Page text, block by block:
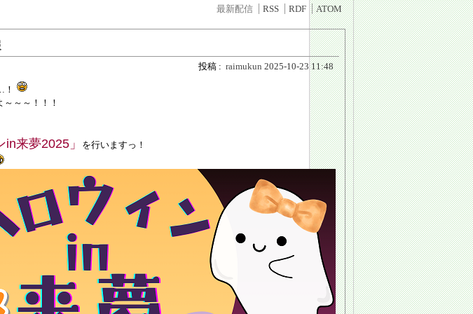
最新配信 RSS RDF ATOM
投稿 : raimukun 2025-10-23 11:48
！
～～！！！
in来夢2025」
を行いますっ！